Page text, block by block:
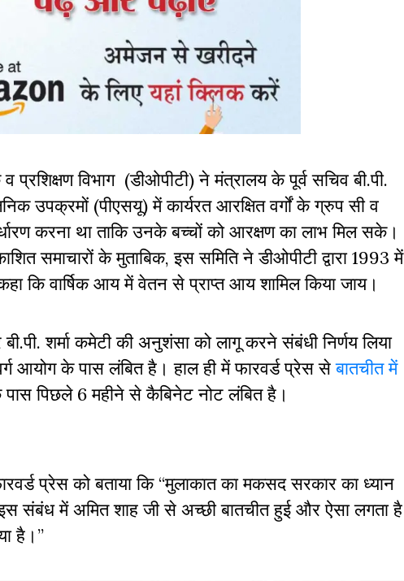
विभाग (डीओपीटी) ने मंत्रालय के पूर्व सचिव बी.पी.
उपक्रमों (पीएसयू) में कार्यरत आरक्षित वर्गों के ग्रुप सी व
करना था ताकि उनके बच्चों को आरक्षण का लाभ मिल सके।
समाचारों के मुताबिक, इस समिति ने डीओपीटी द्वारा 1993 में
कि वार्षिक आय में वेतन से प्राप्त आय शामिल किया जाय।
शर्मा कमेटी की अनुशंसा को लागू करने संबंधी निर्णय लिया
आयोग के पास लंबित है। हाल ही में फारवर्ड प्रेस सेबातचीत में
पिछले 6 महीने से कैबिनेट नोट लंबित है।
प्रेस को बताया कि “मुलाकात का मकसद सरकार का ध्यान
संबंध में अमित शाह जी से अच्छी बातचीत हुई और ऐसा लगता है
है।”